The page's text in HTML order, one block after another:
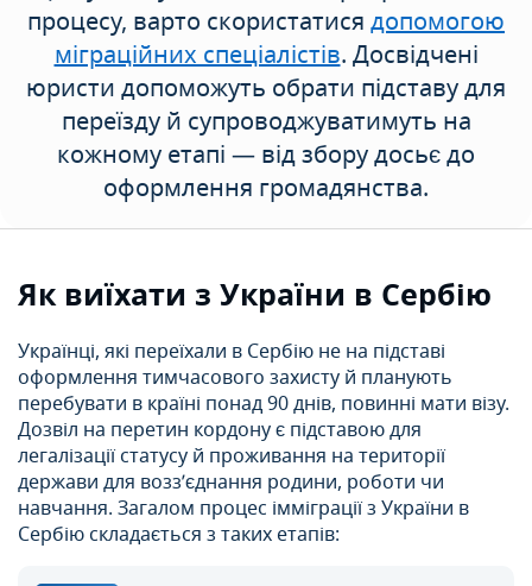
процесу, варто скористатися допомогою
міграційних спеціалістів. Досвідчені
юристи допоможуть обрати підставу для
переїзду й супроводжуватимуть на
кожному етапі — від збору досьє до
оформлення громадянства.
Як виїхати з України в Сербію
Українці, які переїхали в Сербію не на підставі
оформлення тимчасового захисту й планують
перебувати в країні понад 90 днів, повинні мати візу.
Дозвіл на перетин кордону є підставою для
легалізації статусу й проживання на території
держави для возз’єднання родини, роботи чи
навчання. Загалом процес імміграції з України в
Сербію складається з таких етапів: